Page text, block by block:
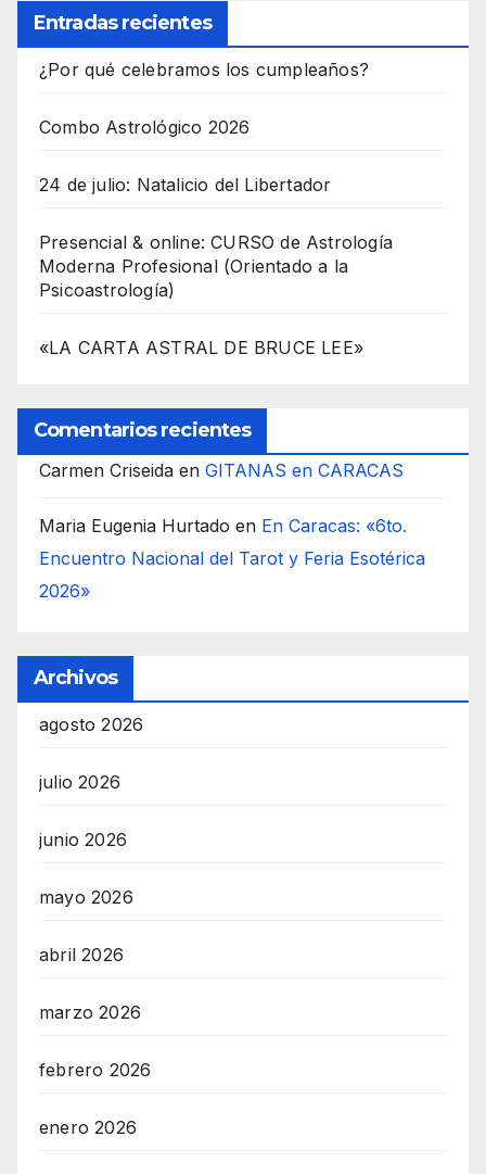
Entradas recientes
¿Por qué celebramos los cumpleaños?
Combo Astrológico 2026
24 de julio: Natalicio del Libertador
Presencial & online: CURSO de Astrología
Moderna Profesional (Orientado a la
Psicoastrología)
«LA CARTA ASTRAL DE BRUCE LEE»
Comentarios recientes
Carmen Criseida en GITANAS en CARACAS
Maria Eugenia Hurtado en En Caracas: «6to.
Encuentro Nacional del Tarot y Feria Esotérica
2026»
Archivos
agosto 2026
julio 2026
junio 2026
mayo 2026
abril 2026
marzo 2026
febrero 2026
enero 2026